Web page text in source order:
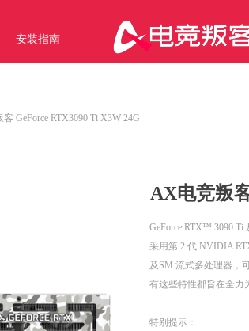
安装指南
GeForce RTX3090 Ti X3W 24G
AX电竞叛
GeForce RTX™ 3090
采用第 2 代 NVIDIA
及SM 流式多处理器，
有这些特性都旨在全力
特别提示：